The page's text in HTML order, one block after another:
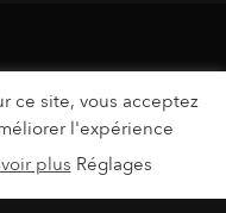
ce site, vous acceptez
l'expérience
plus Réglages